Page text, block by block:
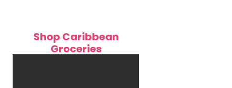
Shop Caribbean
Groceries